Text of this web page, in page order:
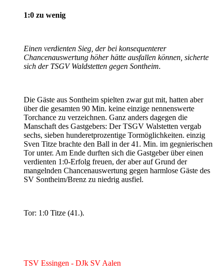
1:0 zu wenig
Einen verdienten Sieg, der bei konsequenterer
Chancenauswertung höher hätte ausfallen können, sicherte
sich der TSGV Waldstetten gegen Sontheim.
Die Gäste aus Sontheim spielten zwar gut mit, hatten aber
über die gesamten 90 Min. keine einzige nennenswerte
Torchance zu verzeichnen. Ganz anders dagegen die
Manschaft des Gastgebers: Der TSGV Walstetten vergab
sechs, sieben hunderetprozentige Tormöglichkeiten. einzig
Sven Titze brachte den Ball in der 41. Min. im gegnierischen
Tor unter. Am Ende durften sich die Gastgeber über einen
verdienten 1:0-Erfolg freuen, der aber auf Grund der
mangelnden Chancenauswertung gegen harmlose Gäste des
SV Sontheim/Brenz zu niedrig ausfiel.
Tor: 1:0 Titze (41.).
TSV Essingen - DJk SV Aalen